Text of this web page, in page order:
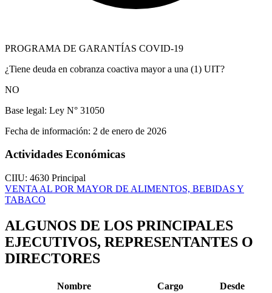
PROGRAMA DE GARANTÍAS COVID-19
¿Tiene deuda en cobranza coactiva mayor a una (1) UIT?
NO
Base legal: Ley N° 31050
Fecha de información: 2 de enero de 2026
Actividades Económicas
CIIU: 4630 Principal
VENTA AL POR MAYOR DE ALIMENTOS, BEBIDAS Y
TABACO
ALGUNOS DE LOS PRINCIPALES
EJECUTIVOS, REPRESENTANTES O
DIRECTORES
Nombre Cargo
Desde